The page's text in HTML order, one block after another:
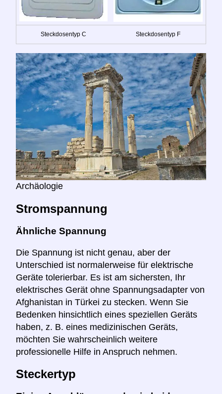
Steckdosentyp C Steckdosentyp F
Archäologie
Stromspannung
Ähnliche Spannung
Die Spannung ist nicht genau, aber der
Unterschied ist normalerweise für elektrische
Geräte tolerierbar. Es ist am sichersten, Ihr
elektrisches Gerät ohne Spannungsadapter von
Afghanistan in Türkei zu stecken. Wenn Sie
Bedenken hinsichtlich eines speziellen Geräts
haben, z. B. eines medizinischen Geräts,
möchten Sie wahrscheinlich weitere
professionelle Hilfe in Anspruch nehmen.
Steckertyp